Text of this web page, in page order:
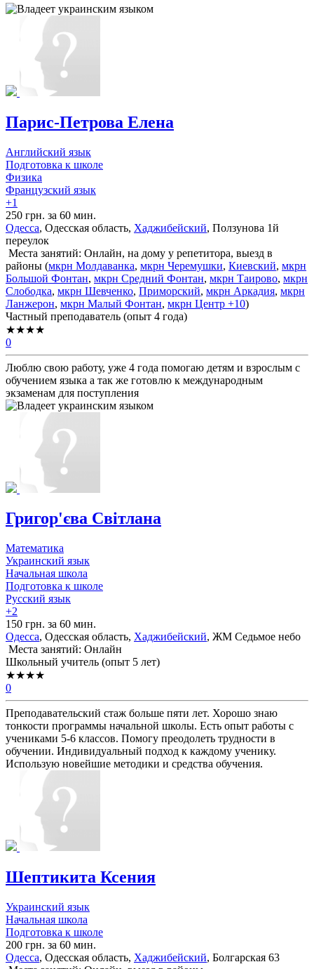
Парис-Петрова Елена
Английский язык
Подготовка к школе
Физика
Французский язык
+1
250 грн. за 60 мин.
Одесса, Одесская область, Хаджибейский, Ползунова 1й
переулок
Места занятий: Онлайн, на дому у репетитора, выезд в
районы (мкрн Молдаванка, мкрн Черемушки, Киевский, мкрн
Большой Фонтан, мкрн Средний Фонтан, мкрн Таирово, мкрн
Слободка, мкрн Шевченко, Приморский, мкрн Аркадия, мкрн
Ланжерон, мкрн Малый Фонтан, мкрн Центр +10)
Частный преподаватель (опыт 4 года)
★★★★
0
Люблю свою работу, уже 4 года помогаю детям и взрослым с
обучением языка а так же готовлю к международным
экзаменам для поступления
Григор'єва Світлана
Математика
Украинский язык
Начальная школа
Подготовка к школе
Русский язык
+2
150 грн. за 60 мин.
Одесса, Одесская область, Хаджибейский, ЖМ Седьмое небо
Места занятий: Онлайн
Школьный учитель (опыт 5 лет)
★★★★
0
Преподавательский стаж больше пяти лет. Хорошо знаю
тонкости программы начальной школы. Есть опыт работы с
учениками 5-6 классов. Помогу преодолеть трудности в
обучении. Индивидуальный подход к каждому ученику.
Использую новейшие методики и средства обучения.
Шептикита Ксения
Украинский язык
Начальная школа
Подготовка к школе
200 грн. за 60 мин.
Одесса, Одесская область, Хаджибейский, Болгарская 63